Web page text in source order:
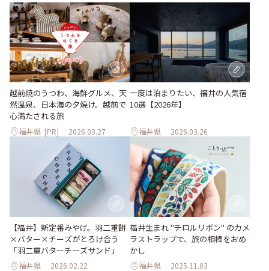
越前焼のうつわ、海鮮グルメ、天
然温泉、日本海の夕焼け。越前で
心満たされる旅
福井県 [PR] 2026.03.27
一度は泊まりたい、福井の人気宿
10選【2026年】
福井県 2026.03.26
【福井】新定番みやげ。羽二重餅
×バター×チーズがとろけ合う
「羽二重バターチーズサンド」
福井県 2026.02.22
福井生まれ "チロルリボン" のカメ
ラストラップで、旅の相棒をおめ
かし
福井県 2025.11.03